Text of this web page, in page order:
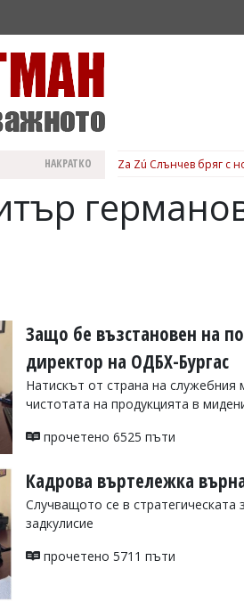
НАКРАТКО Билет за „Мръсното
Защо бе възстановен на
директор на ОДБХ-Бургас
Натискът от страна на служебния
чистотата на продукцията в
прочетено 6525 пъти
Кадрова въртележка
Случващото се в
задкулисие
прочетено 5711 пъти